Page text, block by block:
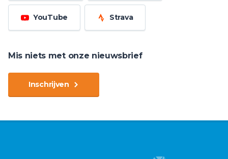
YouTube Strava
Mis niets met onze nieuwsbrief
Inschrijven